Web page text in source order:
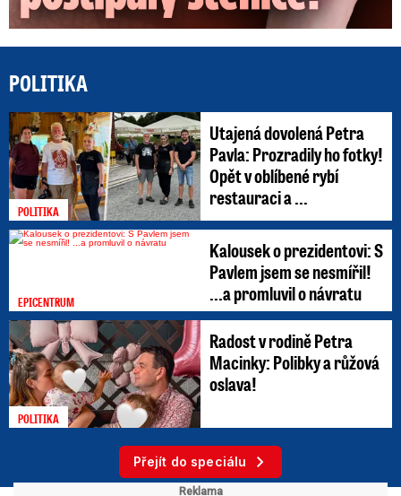
POLITIKA
POLITIKA
Utajená dovolená Petra
Pavla: Prozradily ho fotky!
Opět v oblíbené rybí
restauraci a ...
EPICENTRUM
Kalousek o prezidentovi: S
Pavlem jsem se nesmířil!
...a promluvil o návratu
POLITIKA
Radost v rodině Petra
Macinky: Polibky a růžová
oslava!
Přejít do speciálu